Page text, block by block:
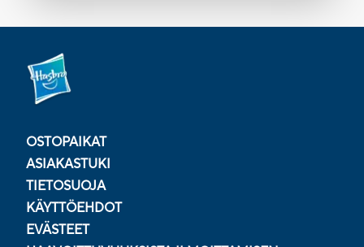
OSTOPAIKAT
ASIAKASTUKI
TIETOSUOJA
KÄYTTÖEHDOT
EVÄSTEET